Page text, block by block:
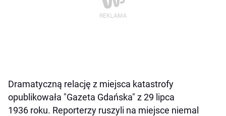
Dramatyczną relację z miejsca katastrofy
opublikowała "Gazeta Gdańska" z 29 lipca
1936 roku. Reporterzy ruszyli na miejsce niemal